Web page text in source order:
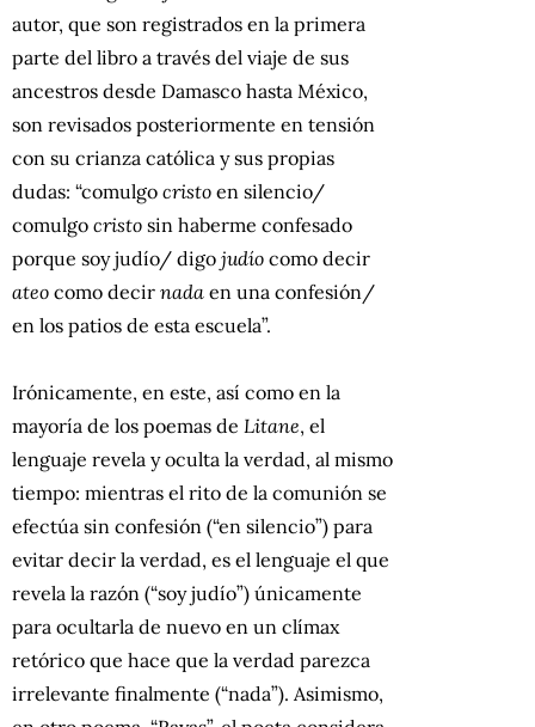
autor, que son registrados en la primera
parte del libro a través del viaje de sus
ancestros desde Damasco hasta México,
son revisados posteriormente en tensión
con su crianza católica y sus propias
dudas: “comulgo cristo en silencio/
comulgo cristo sin haberme confesado
porque soy judío/ digo judío como decir
ateo como decir nada en una confesión/
en los patios de esta escuela”.
Irónicamente, en este, así como en la
mayoría de los poemas de Litane, el
lenguaje revela y oculta la verdad, al mismo
tiempo: mientras el rito de la comunión se
efectúa sin confesión (“en silencio”) para
evitar decir la verdad, es el lenguaje el que
revela la razón (“soy judío”) únicamente
para ocultarla de nuevo en un clímax
retórico que hace que la verdad parezca
irrelevante finalmente (“nada”). Asimismo,